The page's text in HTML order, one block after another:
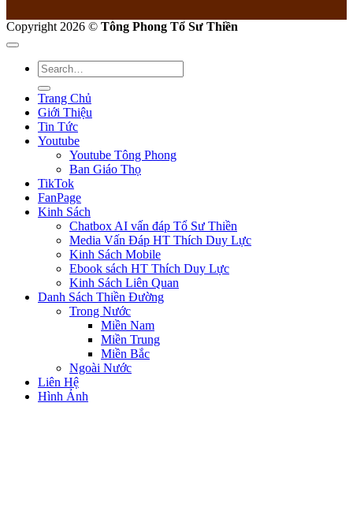
Copyright 2026 © Tông Phong Tổ Sư Thiền
Trang Chủ
Giới Thiệu
Tin Tức
Youtube
Youtube Tông Phong
Ban Giáo Thọ
TikTok
FanPage
Kinh Sách
Chatbox AI vấn đáp Tổ Sư Thiền
Media Vấn Đáp HT Thích Duy Lực
Kinh Sách Mobile
Ebook sách HT Thích Duy Lực
Kinh Sách Liên Quan
Danh Sách Thiền Đường
Trong Nước
Miền Nam
Miền Trung
Miền Bắc
Ngoài Nước
Liên Hệ
Hình Ảnh